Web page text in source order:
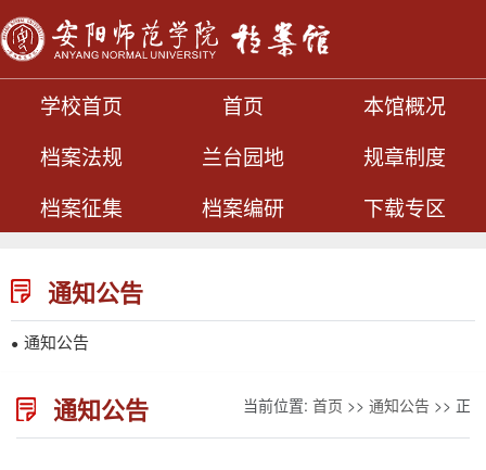
学校首页 首页
本馆概况
档案法规
兰台园地
规章制度
档案征集
档案编研 下载专区
通知公告
● 通知公告
通知公告 当前位置: 首页 >> 通知公告 >> 正文